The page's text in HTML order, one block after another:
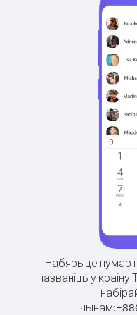
Набярыце нумар
пазваніць у
чынам:+